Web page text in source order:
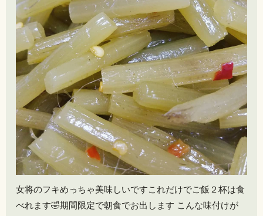
女将のフキめっちゃ美味しいですこれだけでご飯２杯は食
べれます🤣期間限定で朝食でお出します️ こんな味付けが